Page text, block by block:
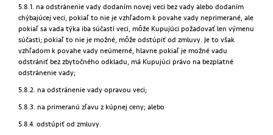
5.8.1. na odstránenie vady dodaním novej veci bez vady alebo dodaním
chýbajúcej veci, pokiaľ to nie je vzhľadom k povahe vady neprimerané, ale
pokiaľ sa vada týka iba súčasti veci, môže Kupujúci požadovať len výmenu
súčasti; pokiaľ to nie je možné, môže odstúpiť od zmluvy. Je to však
vzhľadom k povahe vady neúmerné, hlavne pokiaľ je možné vadu
odstrániť bez zbytočného odkladu, má Kupujúci právo na bezplatné
odstránenie vady;
5.8.2. na odstránenie vady opravou veci;
5.8.3. na primeranú zľavu z kúpnej ceny; alebo
5.8.4. odstúpiť od zmluvy.